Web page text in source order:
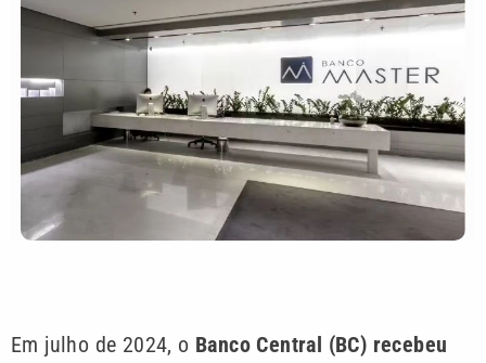
Em julho de 2024, o Banco Central (BC) recebeu